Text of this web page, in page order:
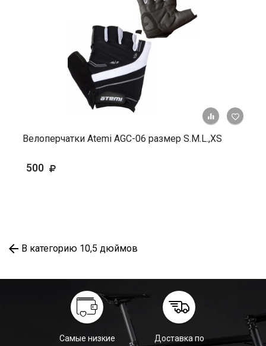
+ К
Велоперчатки Atemi AGC-06 размер S.M.L.,ХS
500
В категорию 10,5 дюймов
Самые низкие
Доставка по